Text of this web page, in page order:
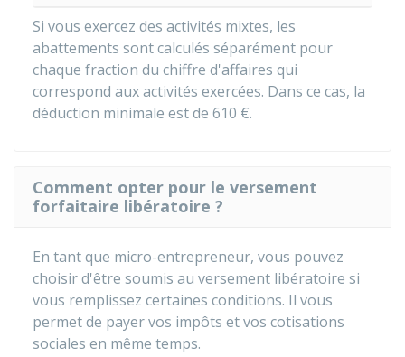
Si vous exercez des activités mixtes, les
abattements sont calculés séparément pour
chaque fraction du chiffre d'affaires qui
correspond aux activités exercées. Dans ce cas, la
déduction minimale est de 610 €.
Comment opter pour le versement
forfaitaire libératoire ?
En tant que micro-entrepreneur, vous pouvez
choisir d'être soumis au versement libératoire si
vous remplissez certaines conditions. Il vous
permet de payer vos impôts et vos cotisations
sociales en même temps.